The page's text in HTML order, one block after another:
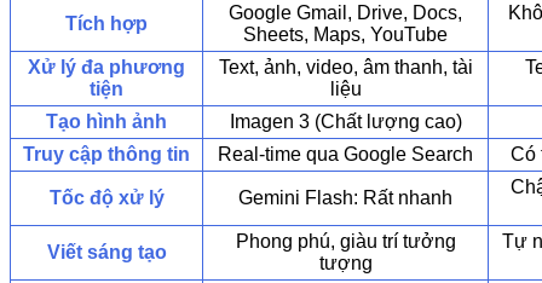
Tích hợp
Google Gmail, Drive, Docs,
Sheets, Maps, YouTube
Xử lý đa phương
tiện
Text, ảnh, video, âm thanh, tài
liệu
Tạo hình ảnh
Imagen 3 (Chất lượng cao)
Truy cập thông tin
Real-time qua Google Search Có
Tốc độ xử lý Gemini Flash: Rất nhanh
Viết sáng tạo
Phong phú, giàu trí tưởng
tượng
Tự